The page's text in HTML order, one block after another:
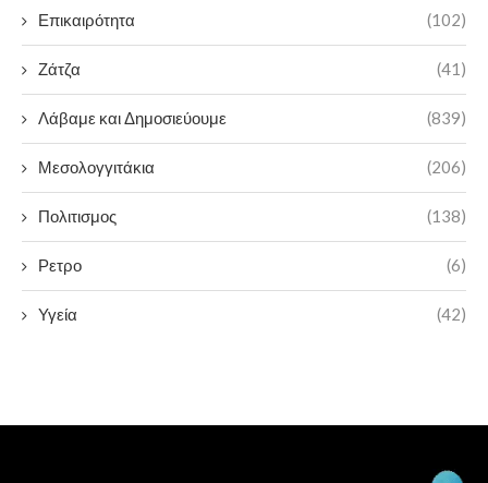
Επικαιρότητα (102)
Ζάτζα (41)
Λάβαμε και Δημοσιεύουμε (839)
Μεσολογγιτάκια (206)
Πολιτισμος (138)
Ρετρο (6)
Υγεία (42)